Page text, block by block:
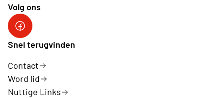
Volg ons
Neos Brugge
Snel terugvinden
Contact
Word lid
Nuttige Links